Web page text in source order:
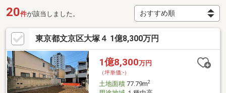
20件が該当しました。
東京都文京区大塚４ 1億8,300万円
1億8,300万円
（坪単価:-）
土地面積77.79m2